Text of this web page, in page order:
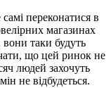
переконатися в
магазинах
таки будуть
що цей ринок не
людей захочуть
не відбудеться.